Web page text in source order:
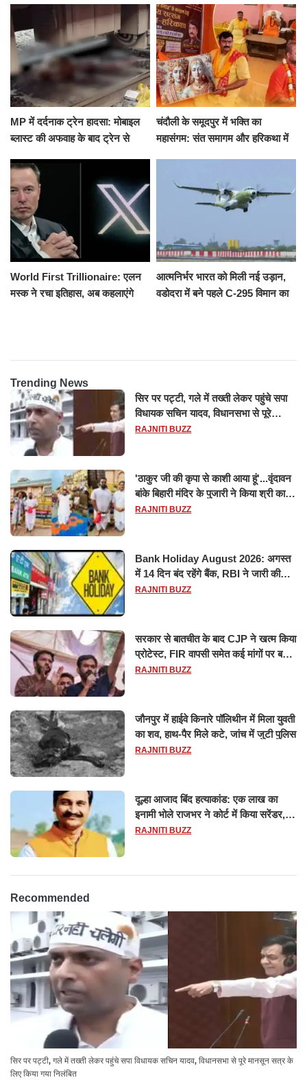
के घाट
MP में दर्दनाक ट्रेन हादसा: मोबाइल
ब्लास्ट की अफवाह के बाद ट्रेन से
रौंदा, 4 की मौत
चंदौली के समूदपुर में भक्ति का
महासंगम: संत समागम और हरिकथा में
World First Trillionaire: एलन
मस्क ने रचा इतिहास, अब कहलाएंगे
आत्मनिर्भर भारत को मिली नई उड़ान,
वडोदरा में बने पहले C-295 विमान का
Trending News
सिर पर पट्टी, गले में तख्ती लेकर पहुंचे सपा
विधायक सचिन यादव, विधानसभा से पूरे
मानसून सत्र के लिए किया गया निलंबित
RAJNITI BUZZ
'ठाकुर जी की कृपा से काशी आया हूं'...वृंदावन
बांके बिहारी मंदिर के पुजारी ने किया श्री काशी
विश्वनाथ का जलाभिषेक
RAJNITI BUZZ
Bank Holiday August 2026: अगस्त
में 14 दिन बंद रहेंगे बैंक, RBI ने जारी की
छुट्टियों की लिस्ट​​​​​​​
RAJNITI BUZZ
सरकार से बातचीत के बाद CJP ने खत्म किया
प्रोटेस्ट, FIR वापसी समेत कई मांगों पर बनी
सहमति
RAJNITI BUZZ
जौनपुर में हाईवे किनारे पॉलिथीन में मिला युवती
का शव, हाथ-पैर मिले कटे, जांच में जुटी पुलिस
RAJNITI BUZZ
दूल्हा आजाद बिंद हत्याकांड: एक लाख का
इनामी भोले राजभर ने कोर्ट में किया सरेंडर,
14 दिन के लिए भेजा गया जेल
RAJNITI BUZZ
Recommended
सिर पर पट्टी, गले में तख्ती लेकर पहुंचे सपा विधायक सचिन यादव, विधानसभा से पूरे मानसून सत्र के
लिए किया गया निलंबित